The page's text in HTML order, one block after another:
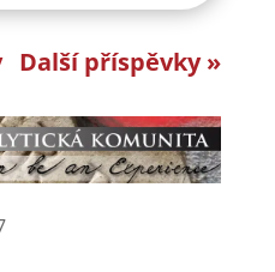
Další příspěvky »